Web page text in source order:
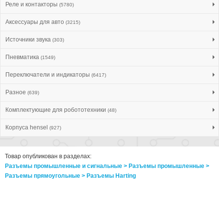
Реле и контакторы (5780)
Аксессуары для авто (3215)
Источники звука (303)
Пневматика (1549)
Переключатели и индикаторы (6417)
Разное (639)
Комплектующие для робототехники (48)
Корпуса hensel (927)
Товар опубликован в разделах:
Разъемы промышленные и сигнальные > Разъeмы промышленные >
Разъeмы прямоугольные > Разъeмы Harting